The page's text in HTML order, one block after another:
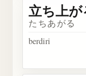
立ち上が
たちあがる
berdiri